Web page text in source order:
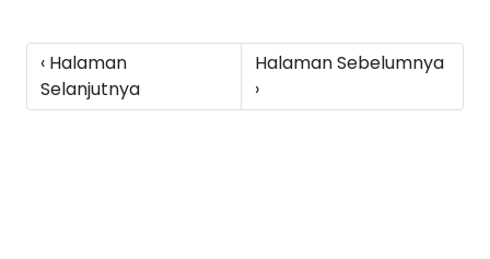
‹ Halaman
Selanjutnya
Halaman Sebelumnya
›